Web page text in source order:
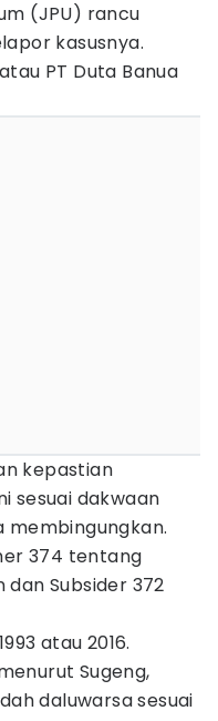
(JPU) rancu
kasusnya.
PT Duta Banua
kepastian
sesuai dakwaan
membingungkan.
374 tentang
Subsider 372
atau 2016.
Sugeng,
daluwarsa sesuai